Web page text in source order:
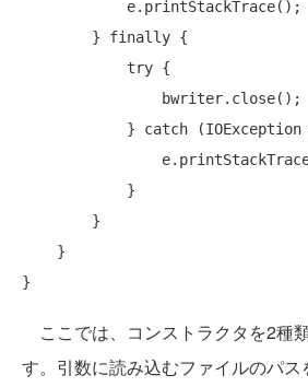
        }
finally {
try {
            }
catch
ここでは、コンストラクタを2種
す。引数に読み込むファイルのパス